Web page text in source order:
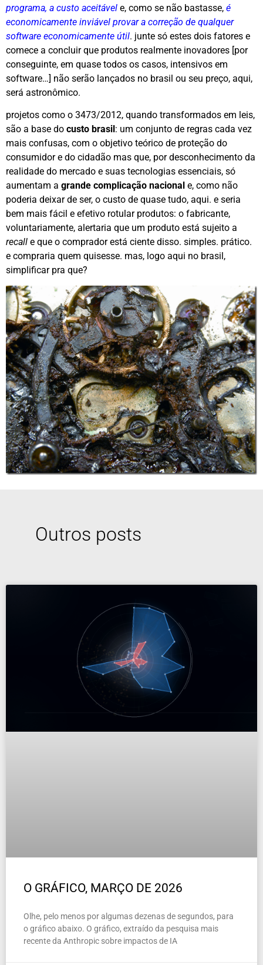
programa, a custo aceitável e, como se não bastasse, é
economicamente inviável provar a correção de qualquer
software economicamente útil. junte só estes dois fatores e
comece a concluir que produtos realmente inovadores [por
conseguinte, em quase todos os casos, intensivos em
software…] não serão lançados no brasil ou seu preço, aqui,
será astronômico.
projetos como o 3473/2012, quando transformados em leis,
são a base do custo brasil: um conjunto de regras cada vez
mais confusas, com o objetivo teórico de proteção do
consumidor e do cidadão mas que, por desconhecimento da
realidade do mercado e suas tecnologias essenciais, só
aumentam a grande complicação nacional e, como não
poderia deixar de ser, o custo de quase tudo, aqui. e seria
bem mais fácil e efetivo rotular produtos: o fabricante,
voluntariamente, alertaria que um produto está sujeito a
recall e que o comprador está ciente disso. simples. prático.
e compraria quem quisesse. mas, logo aqui no brasil,
simplificar pra que?
Outros posts
O GRÁFICO, MARÇO DE 2026
Olhe, pelo menos por algumas dezenas de segundos, para
o gráfico abaixo. O gráfico, extraído da pesquisa mais
recente da Anthropic sobre impactos de IA